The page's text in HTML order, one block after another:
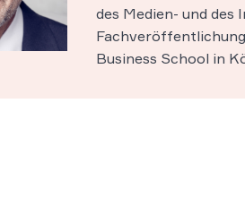
des Medien- und
Business School in